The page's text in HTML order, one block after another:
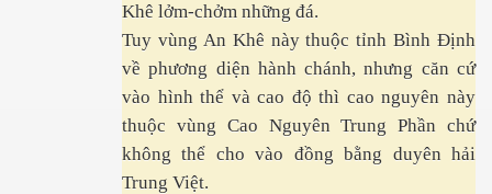
Khê lởm-chởm những đá.
Tuy vùng An Khê này thuộc tỉnh Bình Định
về phương diện hành chánh, nhưng căn cứ
vào hình thể và cao độ thì cao nguyên này
thuộc vùng Cao Nguyên Trung Phần chứ
không thể cho vào đồng bằng duyên hải
Trung Việt.